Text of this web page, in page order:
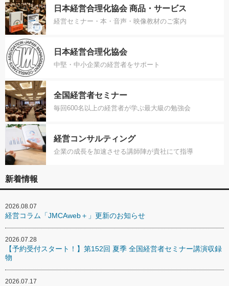
日本経営合理化協会 商品・サービス
経営セミナー・本・音声・映像教材のご案内
日本経営合理化協会
中堅・中小企業の経営者をサポート
全国経営者セミナー
毎回600名以上の経営者が学ぶ最大級の勉強会
経営コンサルティング
企業の成長を加速させる講師陣が貴社にて指導
新着情報
2026.08.07
経営コラム「JMCAweb＋」更新のお知らせ
2026.07.28
【予約受付スタート！】第152回 夏季 全国経営者セミナー講演収録
物
2026.07.17